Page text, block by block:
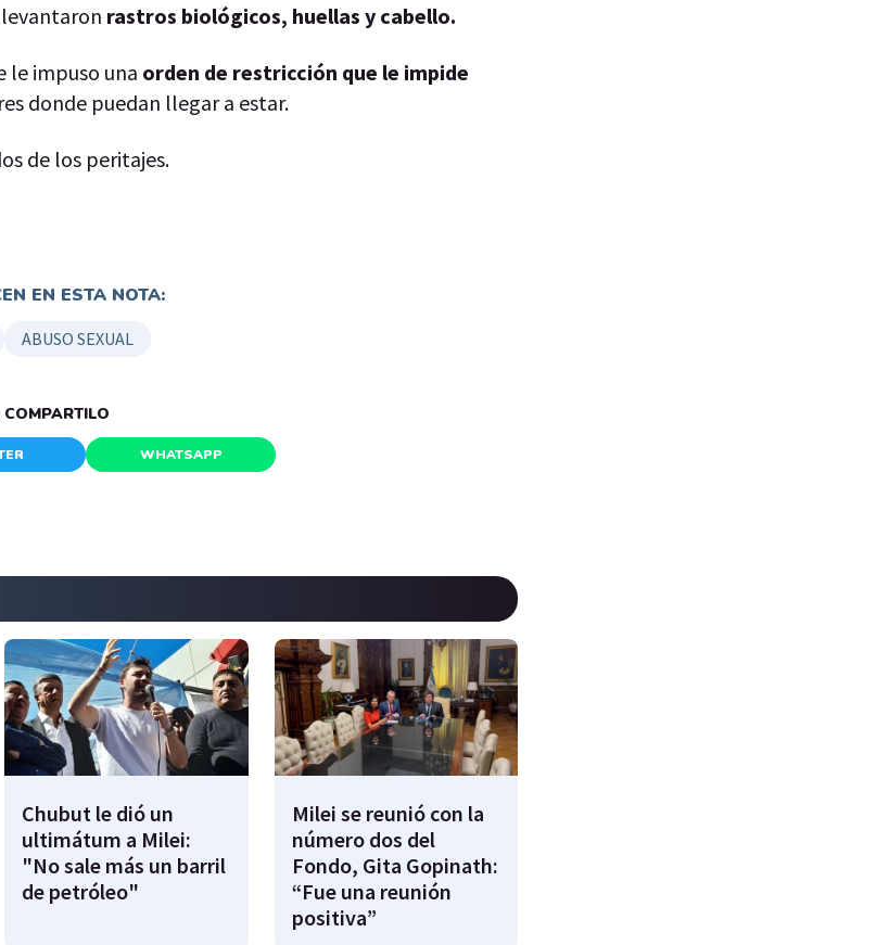
levantaron rastros biológicos, huellas y cabello.
le impuso una orden de restricción que le impide
donde puedan llegar a estar.
de los peritajes.
EN ESTA NOTA:
ABUSO SEXUAL
WHATSAPP
Chubut le dió un
ultimátum a Milei:
"No sale más un barril
de petróleo"
Milei se reunió con la
número dos del
Fondo, Gita Gopinath:
“Fue una reunión
positiva”